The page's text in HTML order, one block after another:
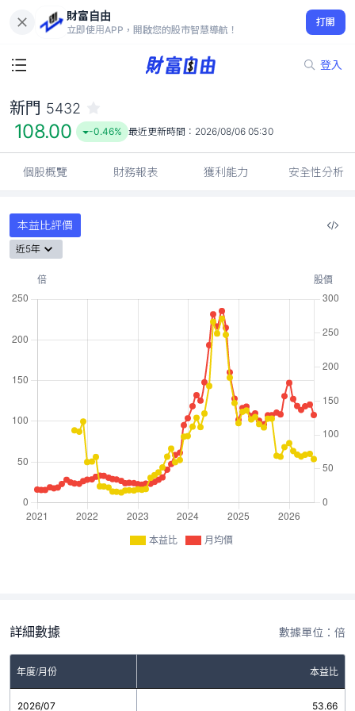
財富自由
立即使用APP，開啟您的股市智慧導航！
打開
登入
108.00
-0.46%
新門 5432
108.00 -0.46% 最近更新時間： 2026/08/06 05:30
個股概覽 財務報表 獲利能力 安全性分析
本益比評價
近5年
本益比 月均價
詳細數據 數據單位：倍
年度/月份 本益比
2026/07 53.66